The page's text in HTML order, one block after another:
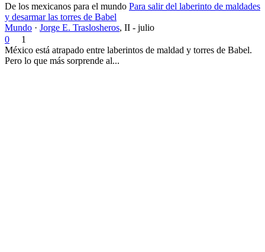
De los mexicanos para el mundo Para salir del laberinto de maldades
y desarmar las torres de Babel
Mundo · Jorge E. Traslosheros, II - julio
0
1
México está atrapado entre laberintos de maldad y torres de Babel.
Pero lo que más sorprende al...